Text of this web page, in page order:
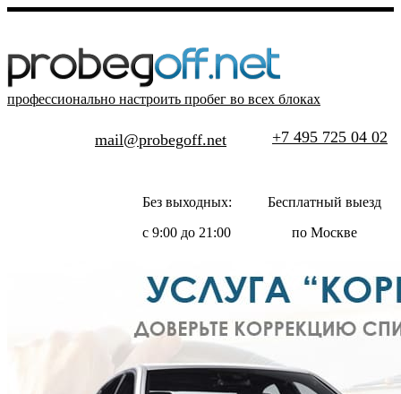
профессионально настроить пробег во всех блоках
+7 495 725 04 02
mail@probegoff.net
Бесплатный выезд
по Москве
Без выходных:
с 9:00 до 21:00